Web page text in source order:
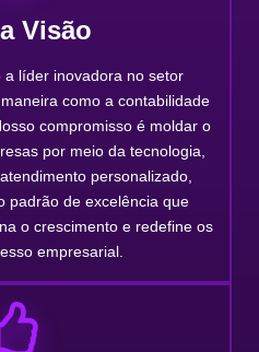
Visão
líder inovadora no setor
como a contabilidade
compromisso é moldar o
por meio da tecnologia,
personalizado,
padrão de excelência que
o crescimento e redefine os
empresarial.